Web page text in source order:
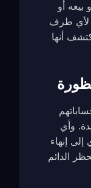
بيعه أو
لأي طرف
أنها
وأي
إنهاء
الدائم